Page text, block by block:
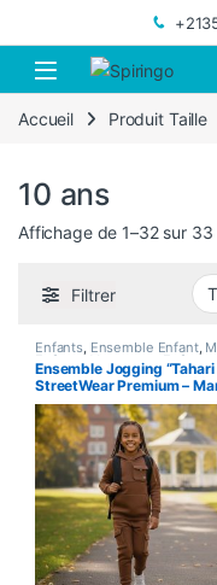
Accueil Produit Taille
10 ans
Affichage de 1–32 sur
Filtrer
Enfants Ensemble Enfant,
Enfants, Vetements Enfants
Ensemble Jogging “Tahari
StreetWear Premium –